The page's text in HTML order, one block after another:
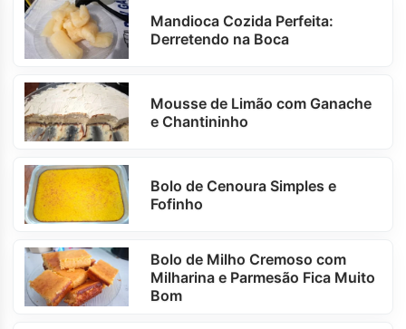
Mandioca Cozida Perfeita:
Derretendo na Boca
Mousse de Limão com Ganache
e Chantininho
Bolo de Cenoura Simples e
Fofinho
Bolo de Milho Cremoso com
Milharina e Parmesão Fica Muito
Bom